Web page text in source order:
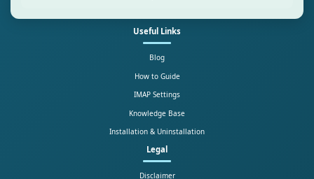
Useful Links
Blog
How to Guide
IMAP Settings
Knowledge Base
Installation & Uninstallation
Legal
Disclaimer